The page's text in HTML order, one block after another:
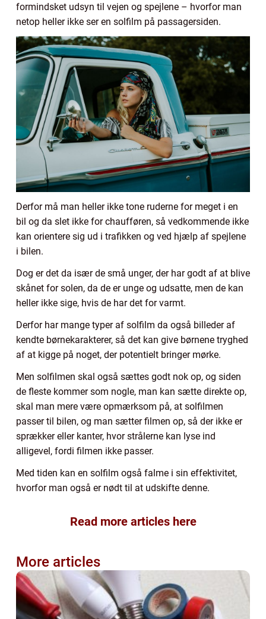
formindsket udsyn til vejen og spejlene – hvorfor man
netop heller ikke ser en solfilm på passagersiden.
Derfor må man heller ikke tone ruderne for meget i en
bil og da slet ikke for chaufføren, så vedkommende ikke
kan orientere sig ud i trafikken og ved hjælp af spejlene
i bilen.
Dog er det da især de små unger, der har godt af at blive
skånet for solen, da de er unge og udsatte, men de kan
heller ikke sige, hvis de har det for varmt.
Derfor har mange typer af solfilm da også billeder af
kendte børnekarakterer, så det kan give børnene tryghed
af at kigge på noget, der potentielt bringer mørke.
Men solfilmen skal også sættes godt nok op, og siden
de fleste kommer som nogle, man kan sætte direkte op,
skal man mere være opmærksom på, at solfilmen
passer til bilen, og man sætter filmen op, så der ikke er
sprækker eller kanter, hvor strålerne kan lyse ind
alligevel, fordi filmen ikke passer.
Med tiden kan en solfilm også falme i sin effektivitet,
hvorfor man også er nødt til at udskifte denne.
Read more articles here
More articles